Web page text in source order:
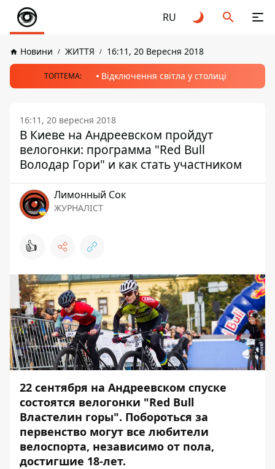
RU
Новини ЖИТТЯ 16:11, 20 Вересня 2018
ТОПТЕМА: Відключення світла у столиці
16:11, 20 вересня 2018
В Киеве на Андреевском пройдут
велогонки: программа "Red Bull
Володар Гори" и как стать участником
Лимонный Сок
ЖУРНАЛІСТ
👍
22 сентября на Андреевском спуске
состоятся велогонки "Red Bull
Властелин горы". Побороться за
первенство могут все любители
велоспорта, независимо от пола,
достигшие 18-лет.